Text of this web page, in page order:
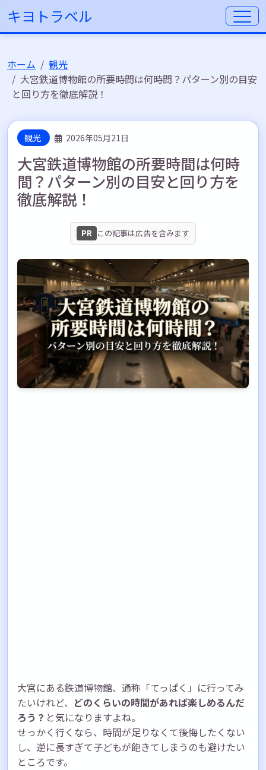
キヨトラベル
ホーム
観光
大宮鉄道博物館の所要時間は何時間？パターン別の目安
と回り方を徹底解説！
観光 2026年05月21日
大宮鉄道博物館の所要時間は何時
間？パターン別の目安と回り方を
徹底解説！
PR この記事は広告を含みます
大宮にある鉄道博物館、通称「てっぱく」に行ってみ
たいけれど、 どのくらいの時間があれば楽しめるんだ
ろう？ と気になりますよね。
せっかく行くなら、時間が足りなくて後悔したくない
し、逆に長すぎて子どもが飽きてしまうのも避けたい
ところです。